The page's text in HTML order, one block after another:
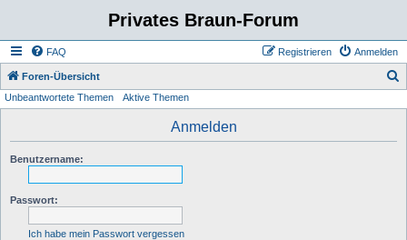
Privates Braun-Forum
FAQ Anmelden
Registrieren
Foren-Übersicht
Unbeantwortete Themen Aktive Themen
Anmelden
Benutzername:
Passwort:
Ich habe mein Passwort vergessen